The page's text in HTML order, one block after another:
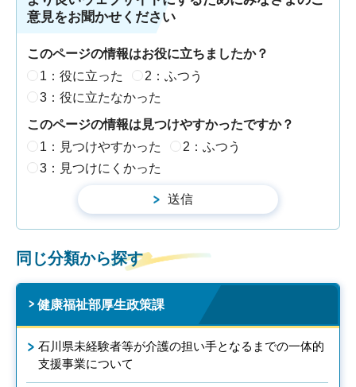
意見をお聞かせください
このページの情報はお役に立ちましたか？
1：役に立った
2：ふつう
3：役に立たなかった
このページの情報は見つけやすかったですか？
1：見つけやすかった
2：ふつう
3：見つけにくかった
同じ分類から探す
健康福祉部厚生政策課
石川県未経験者等が介護の担い手となるまでの一体的
支援事業について